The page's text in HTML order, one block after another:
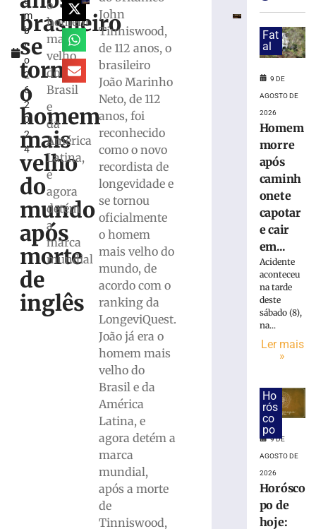
m
b
r
o
2
6,
2
0
2
4
brasileiro
se
torna
o
homem
mais
velho
do
mundo
após
morte
de
inglês
o
homem
mais
velho
do
Brasil
e
da
América
Latina,
e
agora
detém
a
marca
mundial
John
Tinniswood,
de 112 anos, o
brasileiro
João Marinho
Neto, de 112
anos, foi
reconhecido
como o novo
recordista de
longevidade e
se tornou
oficialmente
o homem
mais velho do
mundo, de
acordo com o
ranking da
LongeviQuest.
João já era o
homem mais
velho do
Brasil e da
América
Latina, e
agora detém a
marca
mundial,
após a morte
de
Tinniswood,
funcionar
em
celulares
Android
como
verificar
VÍDEO:
Guarda
Trânsito
Brusque
aniversário
reforça
proximidade
comunidade
Fat
al
9 DE
AGOSTO DE
2026
Homem
morre
após
caminh
onete
capotar
e cair
em...
Acidente
aconteceu
na tarde
deste
sábado (8),
na...
Ler mais
»
Ho
rós
co
po
9 DE
AGOSTO DE
2026
Horósco
po de
hoje: